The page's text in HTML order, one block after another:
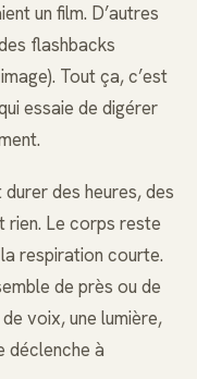
un film. D’autres
flashbacks
Tout ça, c’est
essaie de digérer
des heures, des
rien. Le corps reste
respiration courte.
de près ou de
voix, une lumière,
déclenche à